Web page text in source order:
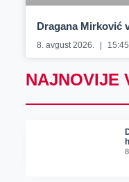
Dragana Mirković
8. avgust 2026. 15:45
NAJNOVIJE